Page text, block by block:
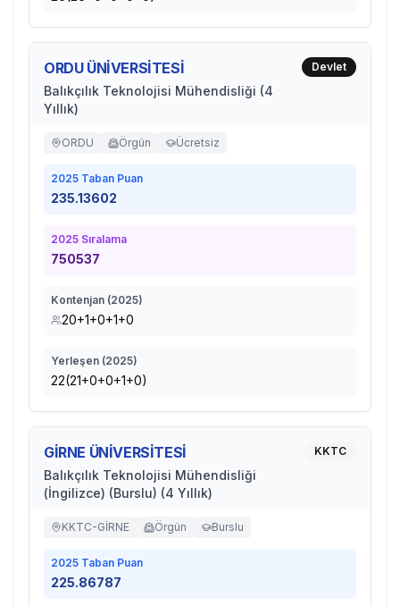
ORDU ÜNİVERSİTESİ
Balıkçılık Teknolojisi Mühendisliği (4
Yıllık)
Devlet
ORDU Örgün Ücretsiz
2025 Taban Puan
235.13602
2025 Sıralama
750537
Kontenjan (2025)
20+1+0+1+0
Yerleşen (2025)
22(21+0+0+1+0)
GİRNE ÜNİVERSİTESİ
Balıkçılık Teknolojisi Mühendisliği
(İngilizce) (Burslu) (4 Yıllık)
KKTC
KKTC-GİRNE Örgün Burslu
2025 Taban Puan
225.86787